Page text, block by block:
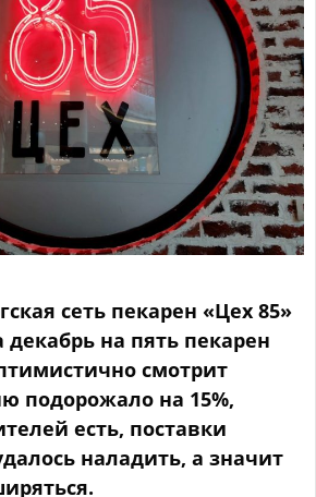
сеть пекарен «Цех 85»
декабрь на пять пекарен
смотрит
подорожало на 15%,
есть, поставки
наладить, а значит